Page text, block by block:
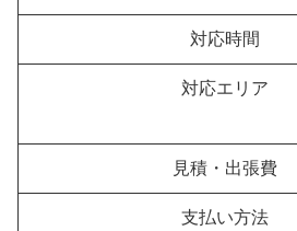
対応時間
対応エリア
見積・出張費
支払い方法